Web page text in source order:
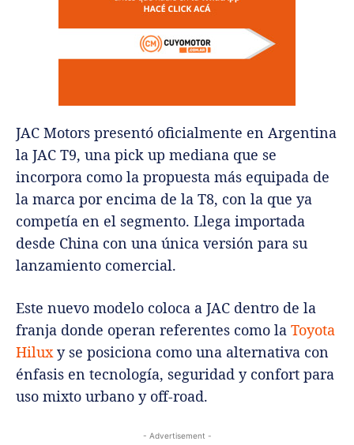
JAC Motors presentó oficialmente en Argentina
la JAC T9, una pick up mediana que se
incorpora como la propuesta más equipada de
la marca por encima de la T8, con la que ya
competía en el segmento. Llega importada
desde China con una única versión para su
lanzamiento comercial.
Este nuevo modelo coloca a JAC dentro de la
franja donde operan referentes como la Toyota
Hilux y se posiciona como una alternativa con
énfasis en tecnología, seguridad y confort para
uso mixto urbano y off-road.
- Advertisement -